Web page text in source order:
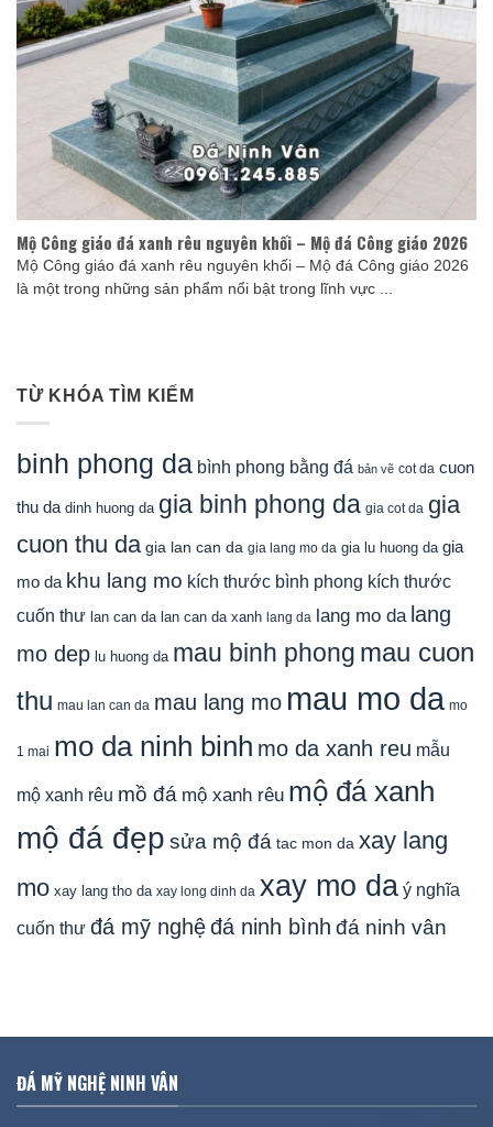
Mộ Công giáo đá xanh rêu nguyên khối – Mộ đá Công giáo 2026
Mộ Công giáo đá xanh rêu nguyên khối – Mộ đá Công giáo 2026
là một trong những sản phẩm nổi bật trong lĩnh vực ...
TỪ KHÓA TÌM KIẾM
binh phong da bình phong bằng đá bản vẽ cot da cuon
thu da dinh huong da gia binh phong da gia cot da gia
cuon thu da gia lan can da gia lang mo da gia lu huong da gia
mo da khu lang mo kích thước bình phong kích thước
cuốn thư lan can da lan can da xanh lang da lang mo da lang
mo dep lu huong da mau binh phong mau cuon
thu mau lan can da mau lang mo mau mo da mo
1 mai mo da ninh binh mo da xanh reu mẫu
mộ xanh rêu mồ đá mộ xanh rêu mộ đá xanh
mộ đá đẹp sửa mộ đá tac mon da xay lang
mo xay lang tho da xay long dinh da xay mo da ý nghĩa
cuốn thư đá mỹ nghệđá ninh bình đá ninh vân
ĐÁ MỸ NGHỆ NINH VÂN